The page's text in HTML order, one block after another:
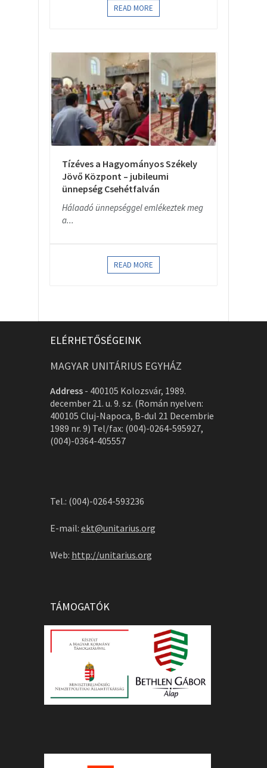
READ MORE
Tízéves a Hagyományos Székely
Jövő Központ – jubileumi
ünnepség Csehétfalván
Hálaadó ünnepséggel emlékeztek meg
a...
READ MORE
ELÉRHETŐSÉGEINK
MAGYAR UNITÁRIUS EGYHÁZ
Address - 400105 Kolozsvár, 1989.
december 21. u. 9. sz. (Román nyelven:
400105 Cluj-Napoca, B-dul 21 Decembrie
1989 nr. 9) Tel/fax: (004)-0264-595927,
(004)-0364-405557
Tel.: (004)-0264-593236
E-mail: ekt@unitarius.org
Web: http://unitarius.org
TÁMOGATÓK